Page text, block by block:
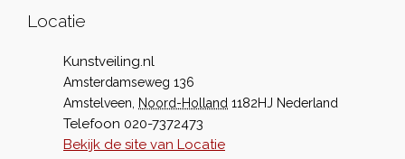
Locatie
Kunstveiling.nl
Amsterdamseweg 136
Amstelveen
Noord-Holland 1182HJ Nederland
Telefoon 020-7372473
Bekijk de site van Locatie